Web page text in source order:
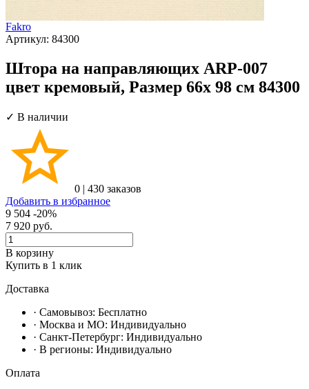
Fakro
Артикул: 84300
Штора на направляющих ARP-007
цвет кремовый, Размер 66х 98 см 84300
✓ В наличии
0 | 430 заказов
Добавить в избранное
9 504 -20%
7 920 руб.
В корзину
Купить в 1 клик
Доставка
· Самовывоз: Бесплатно
· Москвa и МО: Индивидуально
· Санкт-Петербург: Индивидуально
· В регионы: Индивидуально
Оплата